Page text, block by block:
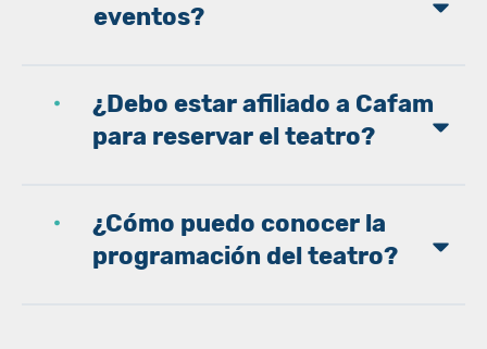
eventos?
¿Debo estar afiliado a Cafam
para reservar el teatro?
¿Cómo puedo conocer la
programación del teatro?